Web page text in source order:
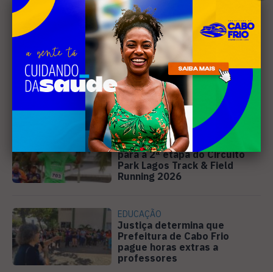
Leia Também
ESPORTE
Inscrições estão abertas
para a 2ª etapa do Circuito
Park Lagos Track & Field
Running 2026
EDUCAÇÃO
Justiça determina que
Prefeitura de Cabo Frio
pague horas extras a
professores